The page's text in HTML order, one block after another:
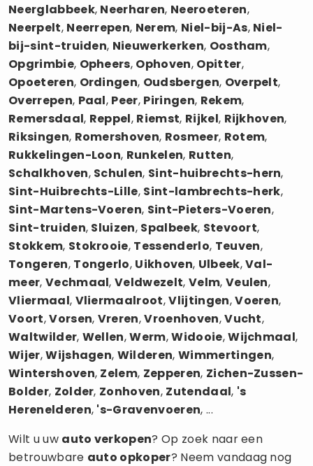
Neerglabbeek, Neerharen, Neeroeteren,
Neerpelt, Neerrepen, Nerem, Niel-bij-As, Niel-
bij-sint-truiden, Nieuwerkerken, Oostham,
Opgrimbie, Opheers, Ophoven, Opitter,
Opoeteren, Ordingen, Oudsbergen, Overpelt,
Overrepen, Paal, Peer, Piringen, Rekem,
Remersdaal, Reppel, Riemst, Rijkel, Rijkhoven,
Riksingen, Romershoven, Rosmeer, Rotem,
Rukkelingen-Loon, Runkelen, Rutten,
Schalkhoven, Schulen, Sint-huibrechts-hern,
Sint-Huibrechts-Lille, Sint-lambrechts-herk,
Sint-Martens-Voeren, Sint-Pieters-Voeren,
Sint-truiden, Sluizen, Spalbeek, Stevoort,
Stokkem, Stokrooie, Tessenderlo, Teuven,
Tongeren, Tongerlo, Uikhoven, Ulbeek,Val-
meer, Vechmaal,Veldwezelt, Velm, Veulen,
Vliermaal, Vliermaalroot,Vlijtingen,Voeren,
Voort,Vorsen, Vreren,Vroenhoven,Vucht,
Waltwilder, Wellen,Werm,Widooie,Wijchmaal,
Wijer,Wijshagen, Wilderen, Wimmertingen,
Wintershoven, Zelem, Zepperen, Zichen-Zussen-
Bolder, Zolder, Zonhoven, Zutendaal, 's
Herenelderen, 's-Gravenvoeren, ...
Wilt u uw auto verkopen? Op zoek naar een
betrouwbare auto opkoper? Neem vandaag nog